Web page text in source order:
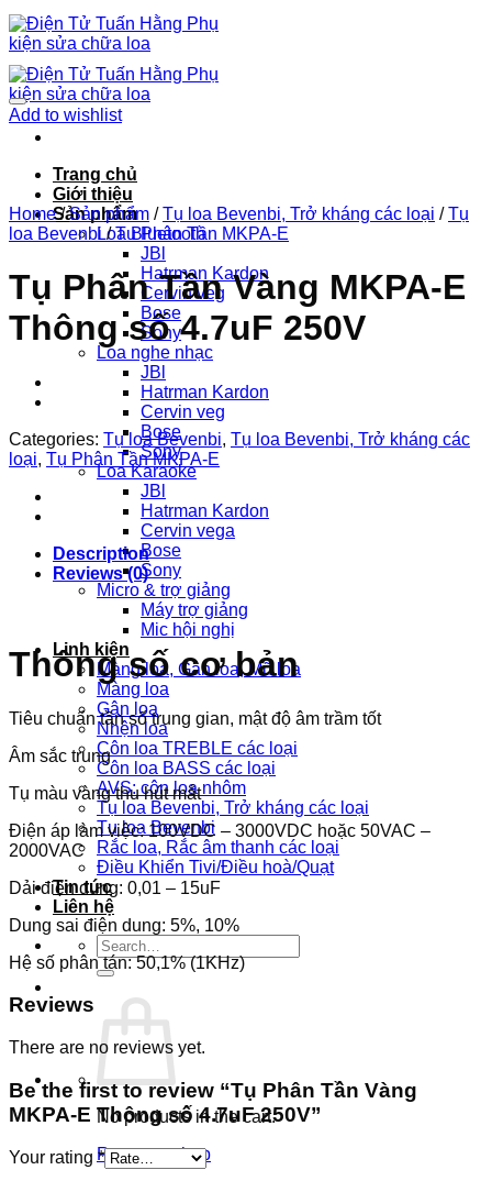
Chuyển
đến
nội
dung
Trang chủ
Giới thiệu
Sản phẩm
Loa Bluetooth
JBl
Hatrman Kardon
Cervin veg
Bose
Sony
Loa nghe nhạc
JBl
Hatrman Kardon
Cervin veg
Bose
Sony
Loa Karaoke
JBl
Hatrman Kardon
Cervin vega
Bose
Sony
Micro & trợ giảng
Máy trợ giảng
Mic hội nghị
Linh kiện
Màng loa, Gân loa, Mũ loa
Màng loa
Gân loa
Nhện loa
Côn loa TREBLE các loại
Côn loa BASS các loại
AVS: côn loa nhôm
Tụ loa Bevenbi, Trở kháng các loại
Tụ loa Bevenbi
Rắc loa, Rắc âm thanh các loại
Điều Khiển Tivi/Điều hoà/Quạt
Tin tức
Liên hệ
Search
for:
No products in the cart.
Return to shop
Add to wishlist
Home / Sản phẩm / Tụ loa Bevenbi, Trở kháng các loại / Tụ
loa Bevenbi / Tụ Phân Tần MKPA-E
Tụ Phân Tần Vàng MKPA-E
Thông số 4.7uF 250V
Categories: Tụ loa Bevenbi, Tụ loa Bevenbi, Trở kháng các
loại, Tụ Phân Tần MKPA-E
Description
Reviews (0)
Thông số cơ bản
Tiêu chuẩn tần số trung gian, mật độ âm trầm tốt
Âm sắc trung
Tụ màu vàng thu hút mắt
Điện áp làm việc: 100VDC – 3000VDC hoặc 50VAC –
2000VAC
Dải điện dung: 0,01 – 15uF
Dung sai điện dung: 5%, 10%
Hệ số phân tán: 50,1% (1KHz)
Reviews
There are no reviews yet.
Be the first to review “Tụ Phân Tần Vàng
MKPA-E Thông số 4.7uF 250V”
Your rating*